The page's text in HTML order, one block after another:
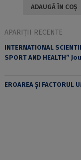
ADAUGĂ ÎN COȘ
APARIȚII RECENTE
INTERNATIONAL
SPORT AND HEALTH”
EROAREA ȘI FACTORUL